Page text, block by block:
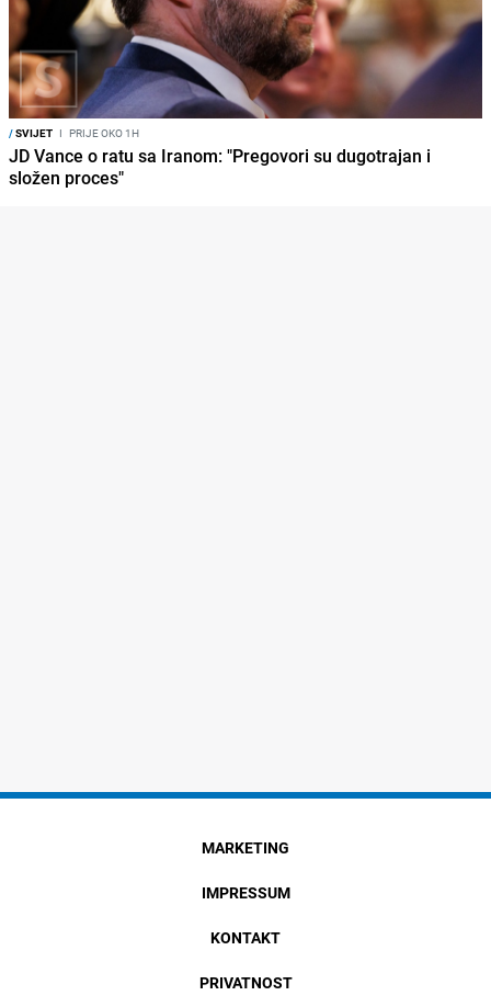
/SVIJET I PRIJE OKO 1H
JD Vance o ratu sa Iranom: "Pregovori su dugotrajan i
složen proces"
MARKETING
IMPRESSUM
KONTAKT
PRIVATNOST